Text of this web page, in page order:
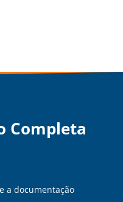
Completa
a documentação